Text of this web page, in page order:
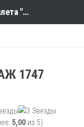
Онлайн проверка лотерейного билета "Столото" по номеру тиража
1747
5,00 из 5)